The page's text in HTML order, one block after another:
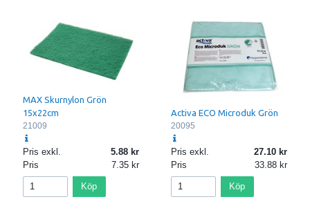
MAX Skurnylon Grön
15x22cm
21009
Pris exkl.
5.88
Pris
7.35
Köp
Activa ECO Microduk Grön
20095
Pris exkl.
27.10
Pris
33.88
Köp